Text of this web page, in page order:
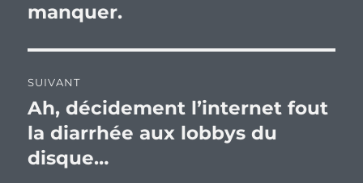
l’article
précédente :
manquer.
SUIVANT
Publication
suivante :
Ah, décidement l’internet fout
la diarrhée aux lobbys du
disque…